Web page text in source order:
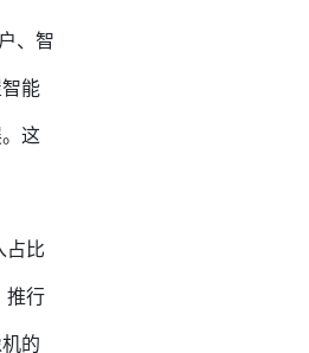
、智
能
这
占比
推行
的